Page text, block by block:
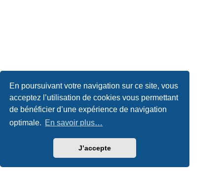
En poursuivant votre navigation sur ce site, vous
acceptez l’utilisation de cookies vous permettant
de bénéficier d’une expérience de navigation
optimale. En savoir plus…
J’accepte